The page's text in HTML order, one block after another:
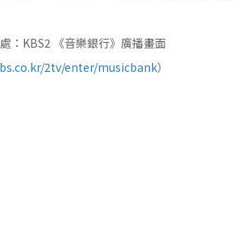
：KBS2 《音樂銀行》廣播畫面
2tv/enter/musicbank）